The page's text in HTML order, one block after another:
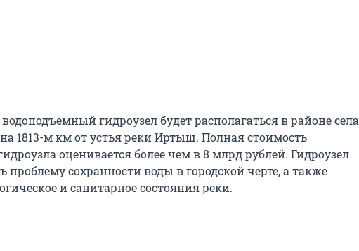
гидроузел будет располагаться в районе села
1813-м км от устья реки Иртыш. Полная стоимость
оценивается более чем в 8 млрд рублей. Гидроузел
проблему сохранности воды в городской черте, а также
и санитарное состояния реки.